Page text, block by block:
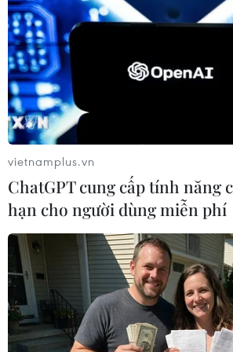
#virus SARS-CoV-2 #COVID-19
#khẩu trang
Theo dõi VietnamPlus
TIN LIÊN QUAN
vietnamplus.vn
ChatGPT cung cấp tính năng
hạn cho người dùng miễn phí